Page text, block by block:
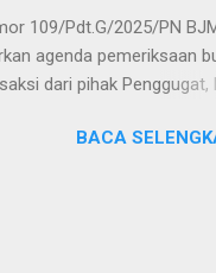
109/Pdt.G/2025/PN
agenda pemeriksaan
dari pihak Penggugat,
dan Deddy
Kalimantan Selatan
menegaskan bahwa
BACA